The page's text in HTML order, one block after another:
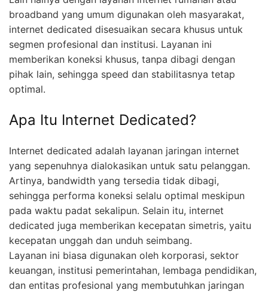
broadband yang umum digunakan oleh masyarakat,
internet dedicated disesuaikan secara khusus untuk
segmen profesional dan institusi. Layanan ini
memberikan koneksi khusus, tanpa dibagi dengan
pihak lain, sehingga speed dan stabilitasnya tetap
optimal.
Apa Itu Internet Dedicated?
Internet dedicated adalah layanan jaringan internet
yang sepenuhnya dialokasikan untuk satu pelanggan.
Artinya, bandwidth yang tersedia tidak dibagi,
sehingga performa koneksi selalu optimal meskipun
pada waktu padat sekalipun. Selain itu, internet
dedicated juga memberikan kecepatan simetris, yaitu
kecepatan unggah dan unduh seimbang.
Layanan ini biasa digunakan oleh korporasi, sektor
keuangan, institusi pemerintahan, lembaga pendidikan,
dan entitas profesional yang membutuhkan jaringan